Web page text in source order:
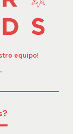
equipo!